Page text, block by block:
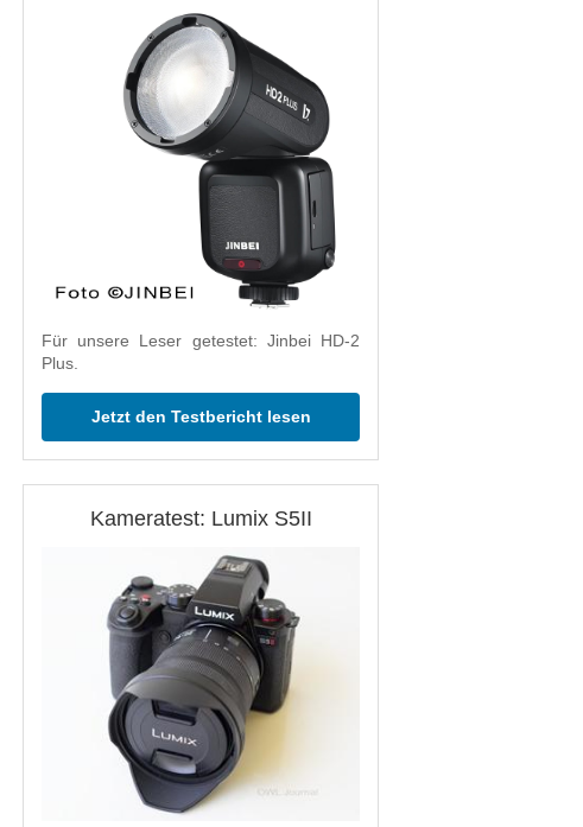
Für unsere Leser getestet: Jinbei HD-2
Plus.
Jetzt den Testbericht lesen
Kameratest: Lumix S5II